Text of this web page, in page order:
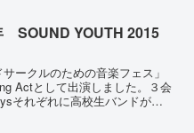
入部希望者が集まり過ぎてし
、わりに地味に...
SOUND YOUTH 2015
サークルのための音楽フェス」
Actとして出演しました。３会
それぞれに高校生バンドが１